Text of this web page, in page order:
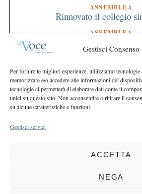
Gestisci Consenso
Per fornire le migliori esperienze, utilizziamo tecnologie
memorizzare e/o accedere alle informazioni del
tecnologie ci permetterà di elaborare dati come il
unici su questo sito. Non acconsentire o ritirare il
su alcune caratteristiche e funzioni.
Gestisci servizi
ACCETTA
NEGA
ASSEMBLEA
Rinnovato il collegio
ASSEMBLEA
Bilancio approvato
destinati al territorio
EDITORIALE
Crescere restando
EDITORIALE
Costruire futuro
COPYRIGHT 2025 LA VOCE |PRIVACY
BCC DI BUSTO